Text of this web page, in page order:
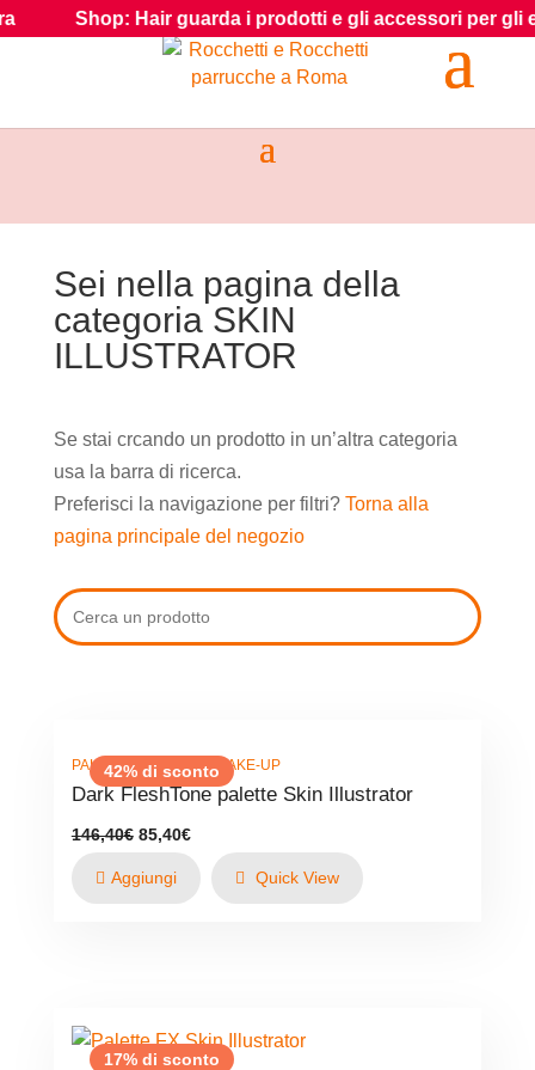
Sei nella pagina della
categoria SKIN
ILLUSTRATOR
Se stai crcando un prodotto in un’altra categoria
usa la barra di ricerca.
Preferisci la navigazione per filtri? Torna alla
pagina principale del negozio
42% di sconto
PALETTE, PRODOTTI MAKE-UP
Dark FleshTone palette Skin Illustrator
146,40€ Il
originale
era:
85,40€Il
attuale
Aggiungi Quick View
17% di sconto
Shop: Hair guarda i prodotti e gli accessori per gli